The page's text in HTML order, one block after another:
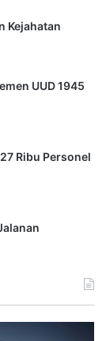
Kejahatan
UUD 1945
Ribu Personel